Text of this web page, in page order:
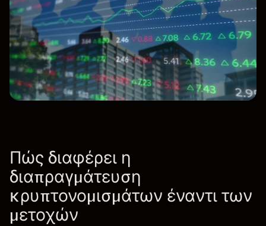
Πώς διαφέρει η
διαπραγμάτευση
κρυπτονομισμάτων έναντι των
μετοχών